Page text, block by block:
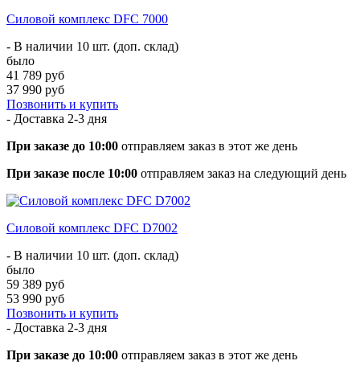
Силовой комплекс DFC 7000
- В наличии 10 шт. (доп. склад)
было
41 789 руб
37 990 руб
Позвонить и купить
- Доставка 2-3 дня
При заказе до 10:00 отправляем заказ в этот же день
При заказе после 10:00 отправляем заказ на следующий день
Силовой комплекс DFC D7002
- В наличии 10 шт. (доп. склад)
было
59 389 руб
53 990 руб
Позвонить и купить
- Доставка 2-3 дня
При заказе до 10:00 отправляем заказ в этот же день